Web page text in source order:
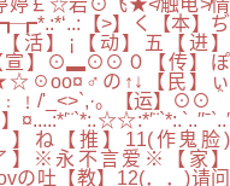
婷￡☆岩⊙飞★≮触电≯情
【>】く【本】ぢ
活】¡【动】五【进】
】⊙▂⊙⊙０【传】ぽ
の↑↓【民】ぃ
'_<>`,·。【运】⊙⊙＾
】ね【推】11(作鬼脸)
※永不言爱※【家】
吐【教】12(．．)请问